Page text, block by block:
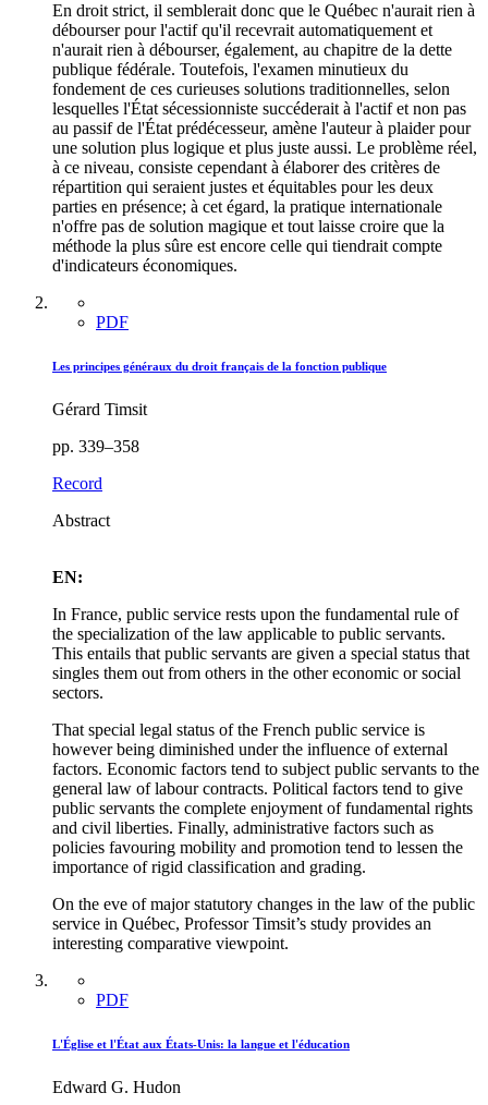
En droit strict, il semblerait donc que le Québec n'aurait rien à
débourser pour l'actif qu'il recevrait automatiquement et
n'aurait rien à débourser, également, au chapitre de la dette
publique fédérale. Toutefois, l'examen minutieux du
fondement de ces curieuses solutions traditionnelles, selon
lesquelles l'État sécessionniste succéderait à l'actif et non pas
au passif de l'État prédécesseur, amène l'auteur à plaider pour
une solution plus logique et plus juste aussi. Le problème réel,
à ce niveau, consiste cependant à élaborer des critères de
répartition qui seraient justes et équitables pour les deux
parties en présence; à cet égard, la pratique internationale
n'offre pas de solution magique et tout laisse croire que la
méthode la plus sûre est encore celle qui tiendrait compte
d'indicateurs économiques.
PDF
Les principes généraux du droit français de la fonction publique
Gérard Timsit
pp. 339–358
Record
Abstract
EN:
In France, public service rests upon the fundamental rule of
the specialization of the law applicable to public servants.
This entails that public servants are given a special status that
singles them out from others in the other economic or social
sectors.
That special legal status of the French public service is
however being diminished under the influence of external
factors. Economic factors tend to subject public servants to the
general law of labour contracts. Political factors tend to give
public servants the complete enjoyment of fundamental rights
and civil liberties. Finally, administrative factors such as
policies favouring mobility and promotion tend to lessen the
importance of rigid classification and grading.
On the eve of major statutory changes in the law of the public
service in Québec, Professor Timsit’s study provides an
interesting comparative viewpoint.
PDF
L'Église et l'État aux États-Unis: la langue et l'éducation
Edward G. Hudon